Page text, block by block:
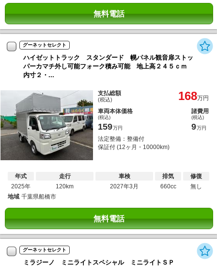
無料電話
グーネットセレクト
ハイゼットトラック スタンダード 幌パネル観音扉ストッ
パーカマチ外し可能フォーク積み可能 地上高２４５ｃｍ
内寸２・...
支払総額
(税込) 168万円
車両本体価格
(税込)
159万円
諸費用
(税込)
9万円
法定整備：整備付
保証付 (12ヶ月・10000km)
年式
2025年
走行
120km
車検
2027年3月
排気
660cc
修復
無し
地域 千葉県船橋市
無料電話
グーネットセレクト
ミラジーノ ミニライトスペシャル ミニライトＳＰ